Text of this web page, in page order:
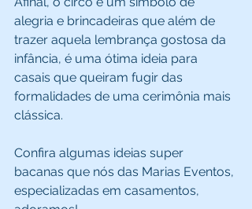
alegria e brincadeiras que além de
trazer aquela lembrança gostosa da
infância, é uma ótima ideia para
casais que queiram fugir das
formalidades de uma cerimônia mais
clássica.
Confira algumas ideias super
bacanas que nós das Marias Eventos,
especializadas em casamentos,